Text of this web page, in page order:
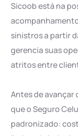
Sicoob está na
sinistros a partir
gerencia suas
atritos entre
Antes de
que o Seguro
padronizado: